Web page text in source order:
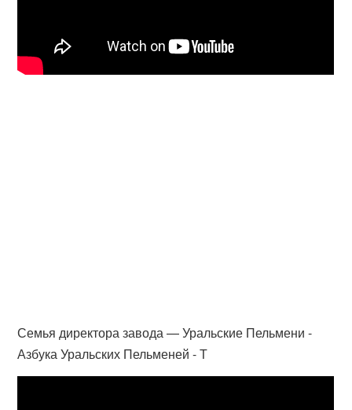
Семья директора завода — Уральские Пельмени -
Азбука Уральских Пельменей - Т